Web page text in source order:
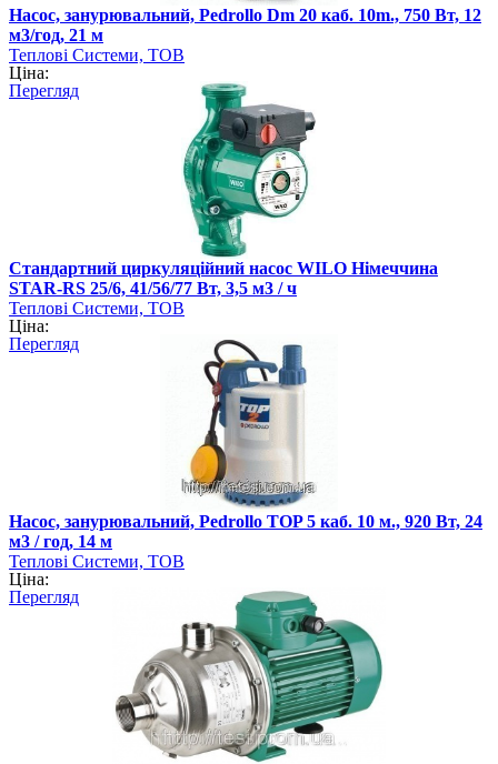
Насос, занурювальний, Pedrollo Dm 20 каб. 10m., 750 Вт, 12
м3/год, 21 м
Теплові Системи, ТОВ
Ціна:
Перегляд
Стандартний циркуляційний насос WILO Німеччина
STAR-RS 25/6, 41/56/77 Вт, 3,5 м3 / ч
Теплові Системи, ТОВ
Ціна:
Перегляд
Насос, занурювальний, Pedrollo TOP 5 каб. 10 м., 920 Вт, 24
м3 / год, 14 м
Теплові Системи, ТОВ
Ціна:
Перегляд